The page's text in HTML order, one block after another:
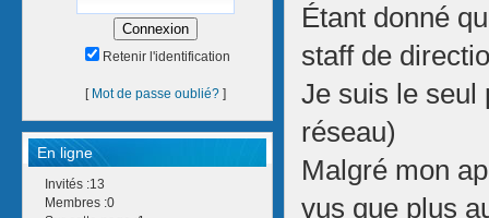
Retenir l'identification
[ Mot de passe oublié? ]
En ligne
Invités :13
Membres :0
Étant donné
staff de
Je suis le seul
réseau)
Malgré mon
vus que plus